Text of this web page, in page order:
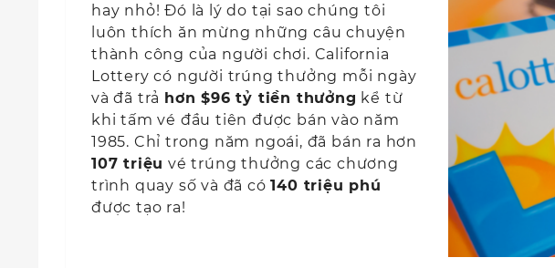
hay nhỏ! Đó là lý do tại sao chúng tôi
luôn thích ăn mừng những câu chuyện
thành công của người chơi. California
Lottery có người trúng thưởng mỗi ngày
và đã trả hơn $96 tỷ tiền thưởng kể từ
khi tấm vé đầu tiên được bán vào năm
1985. Chỉ trong năm ngoái, đã bán ra hơn
107 triệu vé trúng thưởng các chương
trình quay số và đã có140 triệu phú
được tạo ra!